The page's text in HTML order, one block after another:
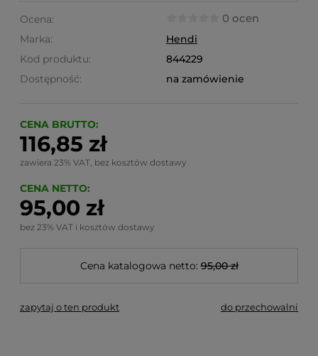
Ocena: 0 ocen
Marka:
Hendi
Kod produktu:
844229
Dostępność:
na zamówienie
CENA BRUTTO:
116,85 zł
zawiera 23% VAT, bez kosztów dostawy
CENA NETTO:
95,00 zł
bez 23% VAT i kosztów dostawy
Cena katalogowa netto: 95,00 zł
zapytaj o ten produkt do przechowalni